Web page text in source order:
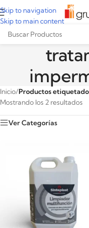
Skip to navigation
Skip to main content
Inicio/Productos
Mostrando los 2 resultados
Ver Categorías